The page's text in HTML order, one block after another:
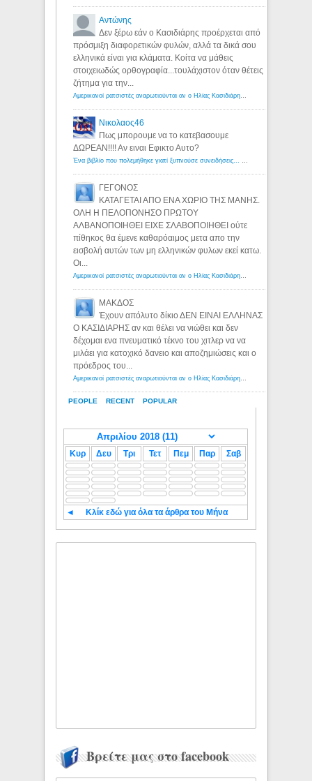
PEOPLE RECENT POPULAR
Αντώνης
Δεν ξέρω εάν ο Κασιδιάρης προέρχεται από
πρόσμιξη διαφορετικών φυλών, αλλά τα δικά σου
ελληνικά είναι για κλάματα. Κοίτα να μάθεις
στοιχειωδώς ορθογραφία...τουλάχιστον όταν θέτεις
ζήτημα για την...
Αμερικανοί ρατσιστές αναρωτιούνται αν ο Ηλίας Κασιδιάρης ανήκει στη λευκή φυλή... - Λόγιος Ερμής
Νικολαος46
Πως μπορουμε να το κατεβασουμε
ΔΩΡΕΑΝ!!!! Αν ειναι Εφικτο Αυτο?
Ένα βιβλίο που πολεμήθηκε γιατί ξυπνούσε συνειδήσεις... - Λόγιος Ερμής | Η γνώση ξεκινάει με την αναζήτηση...
ΓΕΓΟΝΟΣ
ΚΑΤΑΓΕΤΑΙ ΑΠΟ ΕΝΑ ΧΩΡΙΟ ΤΗΣ ΜΑΝΗΣ.
ΟΛΗ Η ΠΕΛΟΠΟΝΗΣΟ ΠΡΩΤΟΥ
ΑΛΒΑΝΟΠΟΙΗΘΕΙ ΕΙΧΕ ΣΛΑΒΟΠΟΙΗΘΕΙ ούτε
πίθηκος θα έμενε καθαρόαιμος μετα απο την
εισβολή αυτών των μη ελληνικών φυλων εκεί κατω.
Οι...
Αμερικανοί ρατσιστές αναρωτιούνται αν ο Ηλίας Κασιδιάρης ανήκει στη λευκή φυλή... - Λόγιος Ερμής
ΜΑΚΔΟΣ
Έχουν απόλυτο δίκιο ΔΕΝ ΕΙΝΑΙ ΕΛΛΗΝΑΣ
Ο ΚΑΣΙΔΙΑΡΗΣ αν και θέλει να νιώθει και δεν
δέχομαι ενα πνευματικό τέκνο του χιτλερ να να
μιλάει για κατοχικό δανειο και αποζημιώσεις και ο
πρόεδρος του...
Αμερικανοί ρατσιστές αναρωτιούνται αν ο Ηλίας Κασιδιάρης ανήκει στη λευκή φυλή... - Λόγιος Ερμής
Κυρ Δευ Τρι Τετ Πεμ Παρ Σαβ
◄ Κλίκ εδώ για όλα τα άρθρα του Μήνα
Βρείτε μας στο facebook